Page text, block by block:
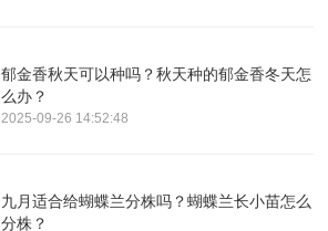
郁金香秋天可以种吗？秋天种的郁金香冬天怎
么办？
2025-09-26 14:52:48
九月适合给蝴蝶兰分株吗？蝴蝶兰长小苗怎么
分株？